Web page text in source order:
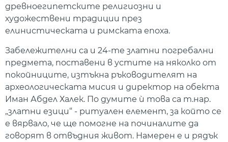
древноегипетските религиозни и
художествени традиции през
елинистическата и римската епоха.
Забележителни са и 24-те златни погребални
предмета, поставени в устите на няколко от
покойниците, изтъкна ръководителят на
археологическата мисия и директор на обекта
Иман Абдел Халек. По думите ѝ това са т.нар.
„златни езици“ - ритуален елемент, за който се
е вярвало, че ще помогне на починалите да
говорят в отвъдния живот. Намерен е и рядък